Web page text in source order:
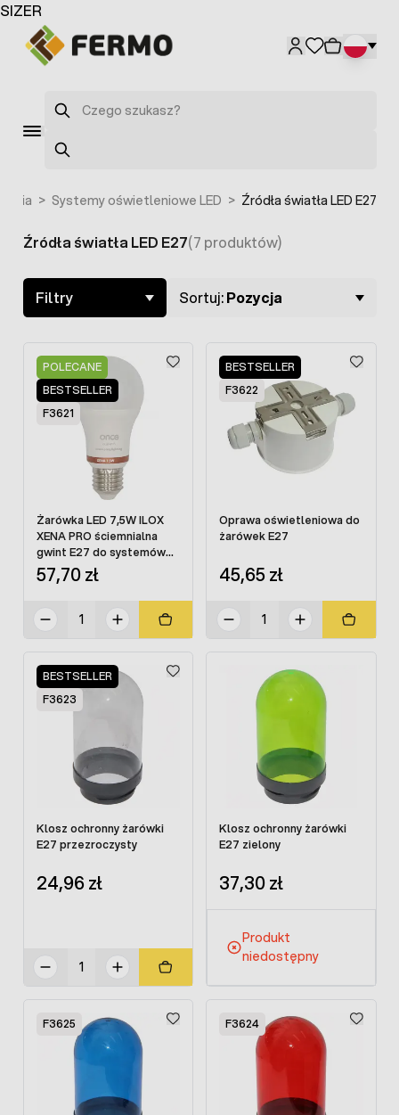
Przejdź do treści
Szukaj
Szukaj
> Systemy oświetleniowe LED > Źródła światła LED E27
Skip to product list
Źródła światła LED E27(7 produktów)
Filtry Sortuj:Pozycja
POLECANE
BESTSELLER
F3621
Żarówka LED 7,5W ILOX
XENA PRO ściemnialna
gwint E27 do systemów
oświetlenia
57,70 zł
BESTSELLER
F3622
Oprawa oświetleniowa do
żarówek E27
45,65 zł
BESTSELLER
F3623
Klosz ochronny żarówki
E27 przezroczysty
24,96 zł
F3626
Klosz ochronny żarówki
E27 zielony
37,30 zł
Produkt
niedostępny
F3625 F3624
SIZER